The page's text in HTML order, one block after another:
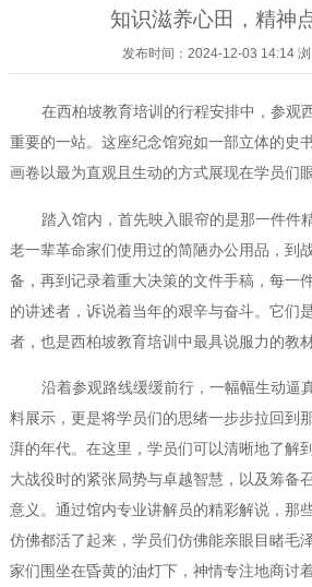
知识滋养心田，精神
发布时间：2024-12-03 14:14
在西柏坡教育培训 的行程安排中，参观
重要的一站。这座纪念馆宛如一部立体的史
画卷以最为直观且生动的方式展现在学员们眼
踏入馆内，首先映入眼帘的是那一件件
老一辈革命家们使用过的简陋办公用品，到
备，再到记录着重大决策的文件手稿，每一
的讲述者，诉说着当年的艰辛与奋斗。它们
者，也是西柏坡教育培训 中最具说服力的教材
沿着参观路线缓缓前行，一幅幅生动逼
料展示，更是将学员们的思绪一步步拉回到
湃的年代。在这里，学员们可以清晰地了解
大战役时的紧张局势与卓越智慧，以及筹备
意义。通过馆内专业讲解员的精彩解说，那
仿佛都活了起来，学员们仿佛能亲眼目睹毛
家们围坐在昏黄的油灯下，神情专注地商讨